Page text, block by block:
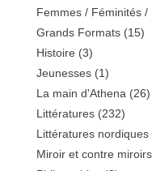
Femmes / Féminités /
Grands Formats(15)
Histoire (3)
Jeunesses(1)
La main d'Athena (26)
Littératures(232)
Littératures nordiques
Miroir et contre